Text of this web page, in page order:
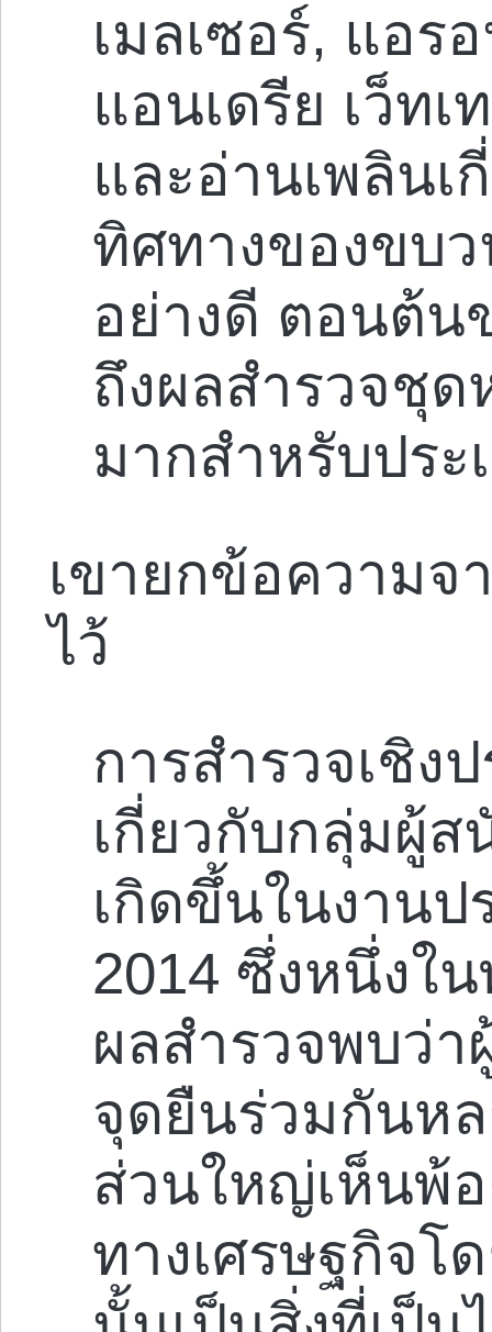
เมลเซอร์, แอร
แอนเดรีย เว็ท
และอ่านเพลิน
ทิศทางของขบว
อย่างดี ตอนต้น
ถึงผลสำรวจชุ
มากสำหรับปร
เขายกข้อความจ
ไว้
การสำรวจเชิ
เกี่ยวกับกลุ่มผู้
เกิดขึ้นในงาน
2014 ซึ่งหนึ่งใ
ผลสำรวจพบว่
จุดยืนร่วมกันหล
ส่วนใหญ่เห็นพ้
ทางเศรษฐกิจโ